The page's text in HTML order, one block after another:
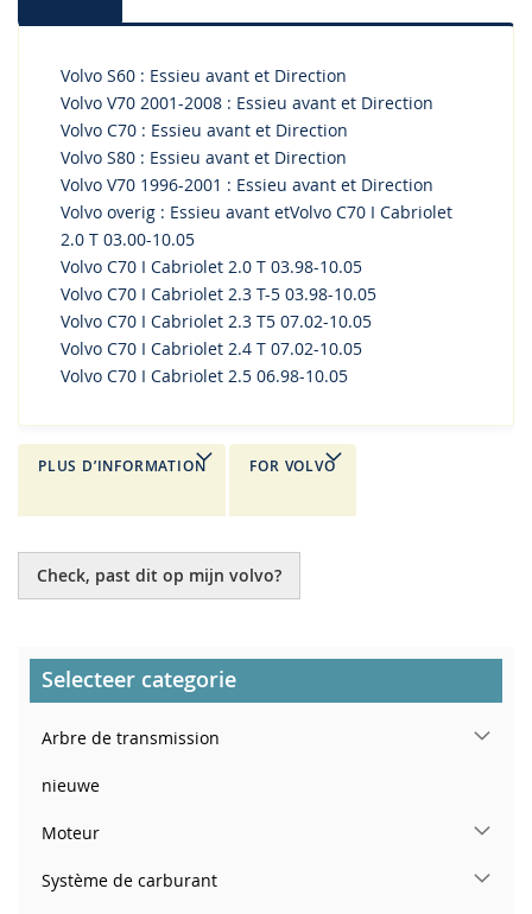
Volvo S60 : Essieu avant et Direction
Volvo V70 2001-2008 : Essieu avant et Direction
Volvo C70 : Essieu avant et Direction
Volvo S80 : Essieu avant et Direction
Volvo V70 1996-2001 : Essieu avant et Direction
Volvo overig : Essieu avant etVolvo C70 I Cabriolet
2.0 T 03.00-10.05
Volvo C70 I Cabriolet 2.0 T 03.98-10.05
Volvo C70 I Cabriolet 2.3 T-5 03.98-10.05
Volvo C70 I Cabriolet 2.3 T5 07.02-10.05
Volvo C70 I Cabriolet 2.4 T 07.02-10.05
Volvo C70 I Cabriolet 2.5 06.98-10.05
PLUS D’INFORMATION FOR VOLVO
Check, past dit op mijn volvo?
Selecteer categorie
Arbre de transmission
nieuwe
Moteur
Système de carburant